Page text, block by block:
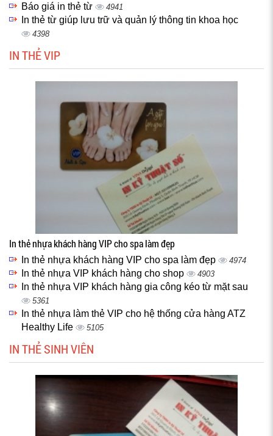
Báo giá in thẻ từ 4941
In thẻ từ giúp lưu trữ và quản lý thông tin khoa học
4398
IN THẺ VIP
In thẻ nhựa khách hàng VIP cho spa làm đẹp
In thẻ nhựa khách hàng VIP cho spa làm đẹp 4974
In thẻ nhựa VIP khách hàng cho shop 4903
In thẻ nhựa VIP khách hàng gia công kéo từ mặt sau
5361
In thẻ nhựa làm thẻ VIP cho hệ thống cửa hàng ATZ
Healthy Life
5105
IN THẺ SINH VIÊN